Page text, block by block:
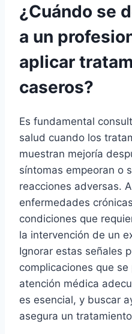
¿Cuándo se
a un
aplicar
caseros?
Es fundamental
salud cuando los
muestran mejoría
síntomas empeoran o
reacciones adversas.
enfermedades
condiciones que
la intervención de un
Ignorar estas señales
complicaciones que
atención médica
es esencial, y buscar
asegura un